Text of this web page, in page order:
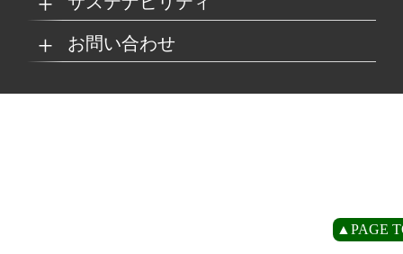
▲PAGE
SDSダウンロード
工場
環境 商業施設
沿革
マイナビ採用ページ
リサイクルへの取り組
SDGsへの取り組み
お問い合わせ